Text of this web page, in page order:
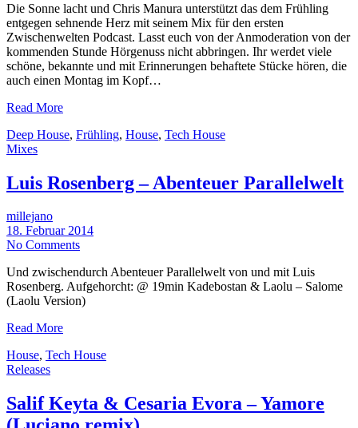
Die Sonne lacht und Chris Manura unterstützt das dem Frühling
entgegen sehnende Herz mit seinem Mix für den ersten
Zwischenwelten Podcast. Lasst euch von der Anmoderation von der
kommenden Stunde Hörgenuss nicht abbringen. Ihr werdet viele
schöne, bekannte und mit Erinnerungen behaftete Stücke hören, die
auch einen Montag im Kopf…
Read More
Deep House, Frühling, House, Tech House
Mixes
Luis Rosenberg – Abenteuer Parallelwelt
millejano
18. Februar 2014
No Comments
Und zwischendurch Abenteuer Parallelwelt von und mit Luis
Rosenberg. Aufgehorcht: @ 19min Kadebostan & Laolu – Salome
(Laolu Version)
Read More
House, Tech House
Releases
Salif Keyta & Cesaria Evora – Yamore